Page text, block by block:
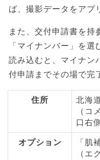
ば、撮影データをアプ
また、交付申請書を
「マイナンバー」を
読み込むと、マイナン
付申請までその場で完
住所
北海
（コ
口右
オプション
「肌
（エ